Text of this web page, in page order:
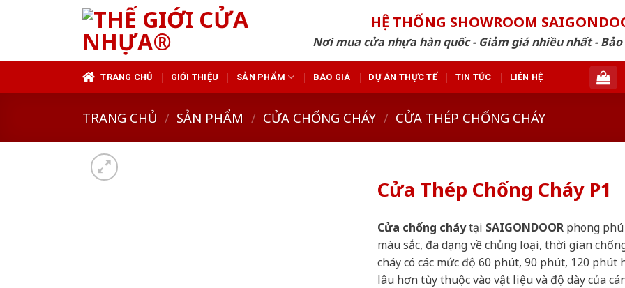
HỆ THỐNG SHOWROOM
Nơi mua cửa nhựa hàn quốc - Giảm giá nhiều nhất -
TRANG CHỦ GIỚI THIỆU SẢN PHẨM BÁO GIÁ DỰ ÁN THỰC TẾ TIN TỨC LIÊN HỆ
TRANG CHỦ / SẢN PHẨM / CỬA CHỐNG CHÁY / CỬA THÉP CHỐNG CHÁY
Cửa Thép Chống Cháy P1
Cửa chống cháytại SAIGONDOORphong phú
màu sắc, đa dạng về chủng loại, thời gian
cháy có các mức độ 60 phút, 90 phút, 120 phút
lâu hơn tùy thuộc vào vật liệu và độ dày của